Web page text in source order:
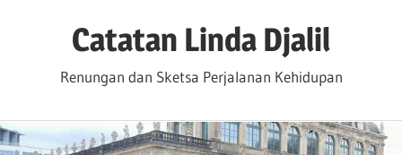
Catatan Linda Djalil
Renungan dan Sketsa Perjalanan Kehidupan